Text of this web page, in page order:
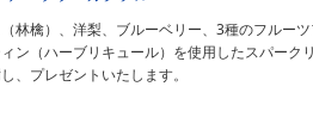
林檎）、洋梨、ブルーベリー、3種のフルー
ン（ハーブリキュール）を使用したスパーク
、プレゼントいたします。